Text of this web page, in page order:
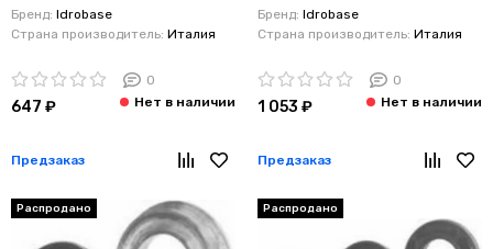
болта
Interpump/Generalpump
Бренд: Idrobase
Страна производитель: Италия
0
647 ₽
Предзаказ
Interpump/Generalpump
серии 47-48
Бренд: Idrobase
Страна производитель: Италия
0
1 053 ₽
Предзаказ
Распродано Распродано